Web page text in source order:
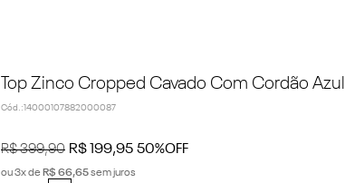
Top Zinco Cropped Cavado Com Cordão Azul
Cód. :14000107882000087
R$ 399,90 R$ 199,95 50%OFF
ou3x de R$ 66,65sem juros